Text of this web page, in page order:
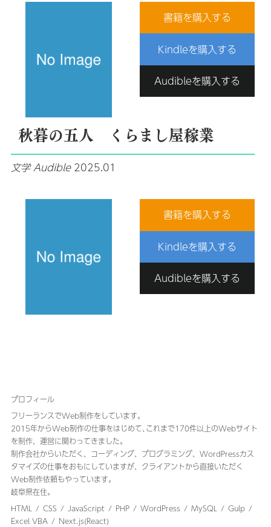
書籍を購入する
Kindleを購入する
Audibleを購入する
秋暮の五人 くらまし屋稼業
文学 Audible 2025.01
書籍を購入する
Kindleを購入する
Audibleを購入する
プロフィール
フリーランスでWeb制作をしています。
2015年からWeb制作の仕事をはじめて､これまで170件以上のWebサイト
を制作、運営に関わってきました｡
制作会社からいただく、コーディング、プログラミング、WordPressカス
タマイズの仕事をおもにしていますが、クライアントから直接いただく
Web制作依頼もやっています。
岐阜県在住。
HTML
CSS JavaScript PHP WordPress MySQL
Gulp
Excel VBA
Next.js(React)